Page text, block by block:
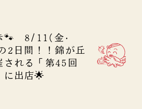
🐾 8/11(金･
日間！！錦が丘
される「第45回
に出店🌟